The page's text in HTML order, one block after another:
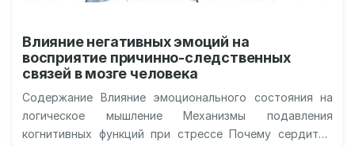
Влияние негативных эмоций на
восприятие причинно-следственных
связей в мозге человека
Содержание Влияние эмоционального состояния на
логическое мышление Механизмы подавления
когнитивных функций при стрессе Почему сердитые